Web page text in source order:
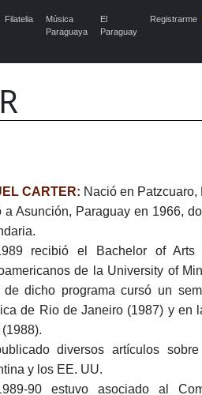
Filatelia
Música
Paraguaya
El
Paraguay
Registrarme
CARTER: Nació en Patzcuaro,
a Asunción, Paraguay en 1966,
recibió el Bachelor of
de la University of
de dicho programa cursó un
de Rio de Janeiro (1987) y en
diversos artículos
y los EE. UU.
90 estuvo asociado al